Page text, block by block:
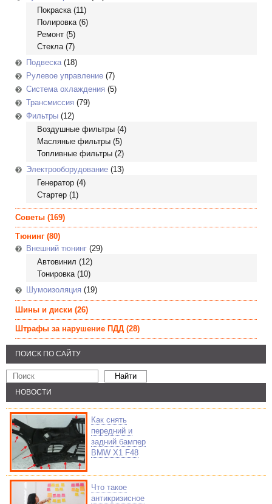
Покраска(11)
Полировка(6)
Ремонт (5)
Стекла(7)
Подвеска(18)
Рулевое управление (7)
Система охлаждения (5)
Трансмиссия (79)
Фильтры (12)
Воздушные фильтры (4)
Масляные фильтры (5)
Топливные фильтры (2)
Электрооборудование (13)
Генератор (4)
Стартер (1)
Советы (169)
Тюнинг (80)
Внешний тюнинг (29)
Автовинил (12)
Тонировка(10)
Шумоизоляция (19)
Шины и диски (26)
Штрафы за нарушение ПДД (28)
ПОИСК ПО САЙТУ
НОВОСТИ
Как снять
передний и
задний бампер
BMW X1 F48
Что такое
антикризисное